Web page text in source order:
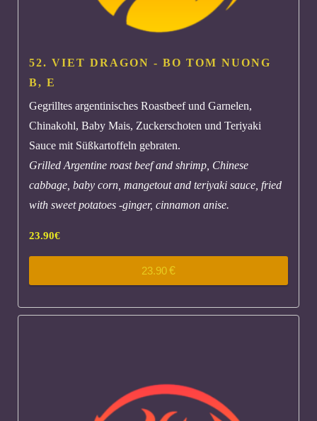
52. VIET DRAGON - BO TOM NUONG
B, E
Gegrilltes argentinisches Roastbeef und Garnelen,
Chinakohl, Baby Mais, Zuckerschoten und Teriyaki
Sauce mit Süßkartoffeln gebraten.
Grilled Argentine roast beef and shrimp, Chinese
cabbage, baby corn, mangetout and teriyaki sauce, fried
with sweet potatoes -ginger, cinnamon anise.
23.90€
23.90€